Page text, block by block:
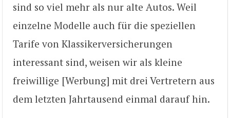
sind so viel mehr als nur alte Autos. Weil
einzelne Modelle auch für die speziellen
Tarife von Klassikerversicherungen
interessant sind, weisen wir als kleine
freiwillige [Werbung] mit drei Vertretern aus
dem letzten Jahrtausend einmal darauf hin.